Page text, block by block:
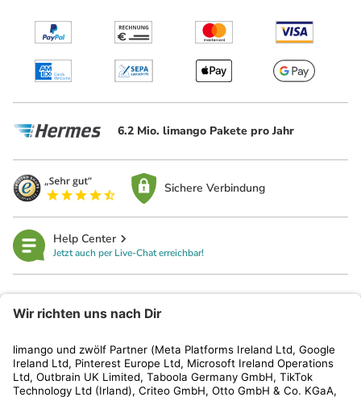
6.2 Mio. limango Pakete pro Jahr
Sichere Verbindung
Help Center
Jetzt auch per Live-Chat erreichbar!
Kundenservice